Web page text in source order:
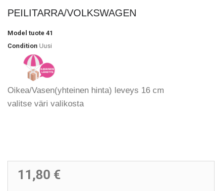
PEILITARRA/VOLKSWAGEN
Model tuote 41
Condition Uusi
Oikea/Vasen(yhteinen hinta) leveys 16 cm
valitse väri valikosta
11,80 €